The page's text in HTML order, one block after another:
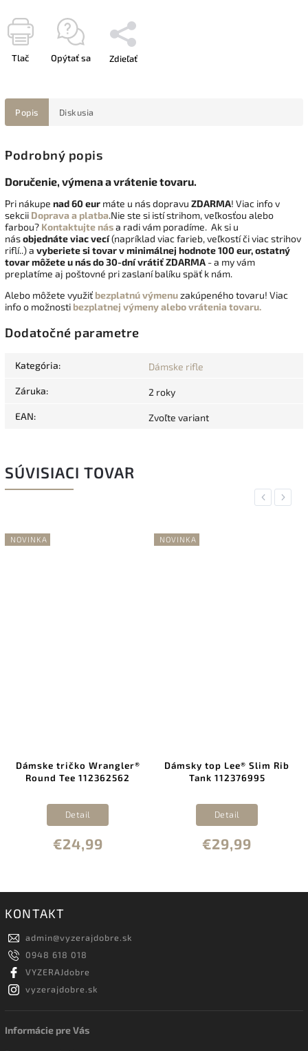
Tlač Opýtať sa Zdieľať
Popis Diskusia
Podrobný popis
Doručenie, výmena a vrátenie tovaru.
Pri nákupe nad 60 eur máte u nás dopravu ZDARMA! Viac info v
sekcii Doprava a platba.Nie ste si istí strihom, veľkosťou alebo
farbou? Kontaktujte nása radi vám poradíme. Ak si u
násobjednáte viac vecí(napríklad viac farieb, veľkostí či viac strihov
riflí..) a vyberiete si tovar v minimálnej hodnote 100 eur, ostatný
tovar môžete u nás do 30-dní vrátiťZDARMA - a my vám
preplatíme aj poštovné pri zaslaní balíku späť k nám.
Alebo môžete využiť bezplatnú výmenuzakúpeného tovaru! Viac
info o možnosti bezplatnej výmeny alebo vrátenia tovaru.
Dodatočné parametre
Kategória: Dámske rifle
Záruka: 2 roky
EAN: Zvoľte variant
SÚVISIACI TOVAR
Previous
NOVINKA
Dámske tričko Wrangler®
Round Tee 112362562
€24,99
Detail
NOVINKA
Dámsky top Lee® Slim Rib
Tank 112376995
€29,99
Detail
Next
KONTAKT
admin@vyzerajdobre.sk
0948 618 018
VYZERAJdobre
vyzerajdobre.sk
Informácie pre Vás